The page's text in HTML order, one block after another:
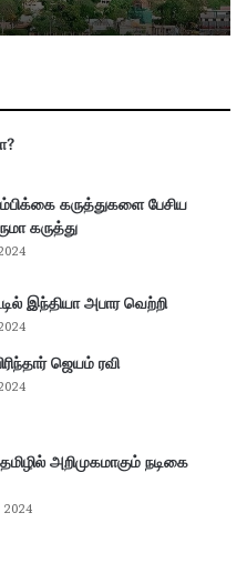
கருத்துகளை பேசிய
கருத்து
இந்தியா அபார வெற்றி
ஜெயம் ரவி
அறிமுகமாகும் நடிகை
2024